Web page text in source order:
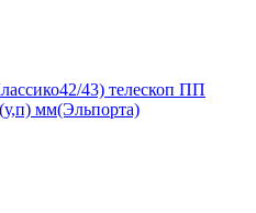
43) телескоп ПП
мм(Эльпорта)